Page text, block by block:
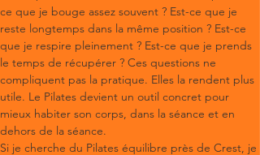
ce que je bouge assez souvent ? Est-ce que je
reste longtemps dans la même position ? Est-ce
que je respire pleinement ? Est-ce que je prends
le temps de récupérer ? Ces questions ne
compliquent pas la pratique. Elles la rendent plus
utile. Le Pilates devient un outil concret pour
mieux habiter son corps, dans la séance et en
dehors de la séance.
Si je cherche du Pilates équilibre près de Crest, je